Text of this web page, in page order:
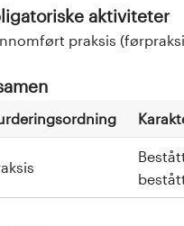
aktiviteter
praksis